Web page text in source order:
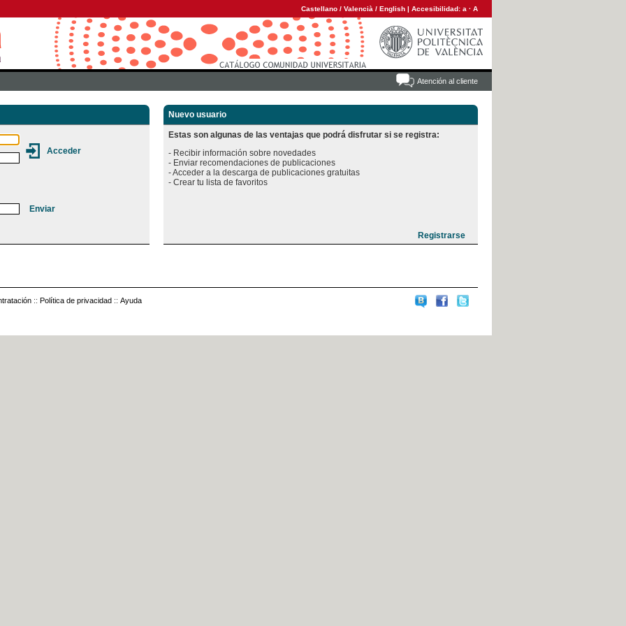
Castellano / Valencià / English | Accesibilidad: a · A
Atención al cliente
Nuevo usuario
Estas son algunas de las ventajas que podrá disfrutar si se registra:
- Recibir información sobre novedades
- Enviar recomendaciones de publicaciones
- Acceder a la descarga de publicaciones gratuitas
:: Política de privacidad :: Ayuda